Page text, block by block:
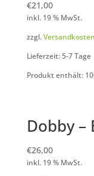
€21,00
inkl. 19 % MwSt.
zzgl.Versandkosten
Lieferzeit: 5-7 Tage
Produkt enthält:
Dobby –
€26,00
inkl. 19 % MwSt.